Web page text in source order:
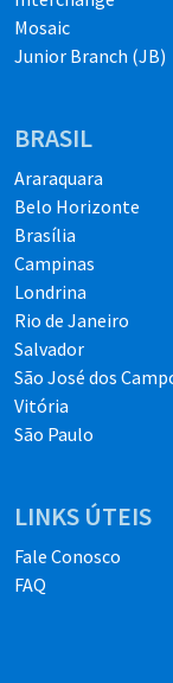
Mosaic
Junior Branch (JB)
BRASIL
Araraquara
Belo Horizonte
Brasília
Campinas
Londrina
Rio de Janeiro
Salvador
São José dos
Vitória
São Paulo
LINKS ÚTEIS
Fale Conosco
FAQ